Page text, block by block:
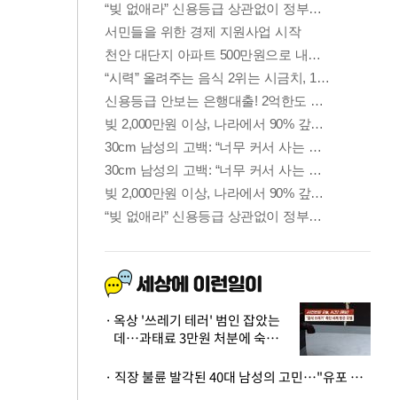
옥상 '쓰레기 테러' 범인 잡았는
데…과태료 3만원 처분에 숙박업
· 직장 불륜 발각된 40대 남성의 고민…"유포 동료 명예훼손·협박죄 고소 가능할까"